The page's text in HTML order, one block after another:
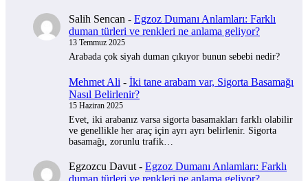
Salih Sencan - Egzoz Dumanı Anlamları: Farklı
duman türleri ve renkleri ne anlama geliyor?
13 Temmuz 2025
Arabada çok siyah duman çıkıyor bunun sebebi nedir?
Mehmet Ali - İki tane arabam var, Sigorta Basamağı
Nasıl Belirlenir?
15 Haziran 2025
Evet, iki arabanız varsa sigorta basamakları farklı olabilir
ve genellikle her araç için ayrı ayrı belirlenir. Sigorta
basamağı, zorunlu trafik…
Egzozcu Davut- Egzoz Dumanı Anlamları: Farklı